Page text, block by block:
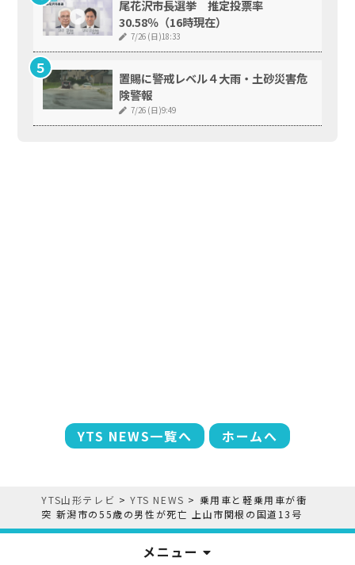
尾花沢市長選挙 推定投票率
30.58％（16時現在）
7/26 (日)18:33
置賜に警戒レベル４大雨・土砂災害危
険警報
7/26 (日)9:49
YTS NEWS一覧へ ホームへ
YTS山形テレビ >YTS NEWS > 乗用車と軽乗用車が衝
突 新潟市の55歳の男性が死亡 上山市関根の国道13号
メニュー